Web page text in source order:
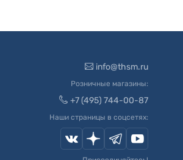
info@thsm.ru
Розничные магазины:
+7 (495) 744-00-87
Наши страницы в соцсетях: